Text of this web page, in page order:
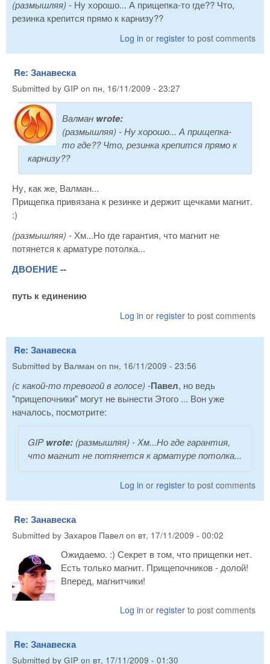
(размышляя) - Ну хорошо... А прищепка-то где?? Что,
резинка крепится прямо к карнизу??
Log in or register to post comments
Re: Занавеска
Submitted by GIP on пн, 16/11/2009 - 23:27
Валман wrote:
(размышляя) - Ну хорошо... А прищепка-
то где?? Что, резинка крепится прямо к
карнизу??
Ну, как же, Валман...
Прищепка привязана к резинке и держит щечками магнит.
:)
(размышляя) - Хм...Но где гарантия, что магнит не
потянется к арматуре потолка...
ДВОЕНИЕ --
путь к единению
Log in or register to post comments
Re: Занавеска
Submitted by Валман on пн, 16/11/2009 - 23:56
(с какой-то тревогой в голосе) -Павел, но ведь
"прищепочники" могут не вынести Этого ... Вон уже
началось, посмотрите:
GIPwrote: (размышляя) - Хм...Но где гарантия,
что магнит не потянется к арматуре потолка...
Log in or register to post comments
Re: Занавеска
Submitted by Захаров Павел on вт, 17/11/2009 - 00:02
Ожидаемо. :) Секрет в том, что прищепки нет.
Есть только магнит. Прищепочников - долой!
Вперед, магнитчики!
Log in or register to post comments
Re: Занавеска
Submitted by GIP on вт, 17/11/2009 - 01:30